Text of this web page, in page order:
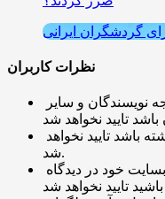
گردشگران ایرانی
نظرات کاربران
شد.